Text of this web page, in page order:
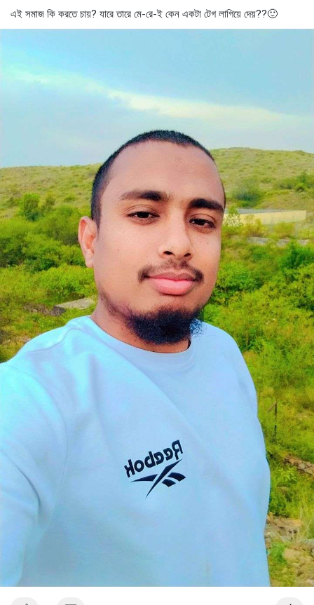
এই সমাজ কি করতে চায়? যারে তারে মে-রে-ই কেন একটা টেগ লাগিয়ে দেয়??🙂